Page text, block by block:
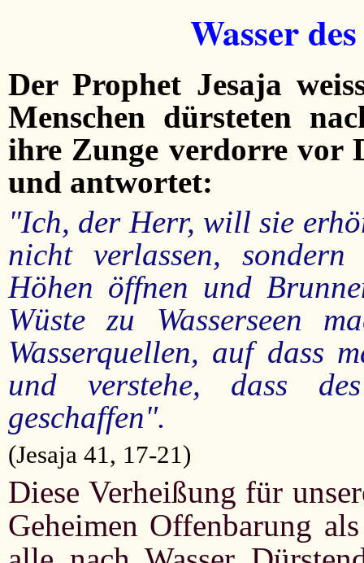
Wasser
Der Prophet Jesaja
Menschen dürsteten
ihre Zunge verdorre vor
und antwortet:
"Ich, der Herr, will sie
nicht verlassen,
Höhen öffnen und
Wüste zu Wasserseen
Wasserquellen, auf dass
und verstehe, dass
geschaffen".
(Jesaja 41, 17-21)
Diese Verheißung für
Geheimen Offenbarung